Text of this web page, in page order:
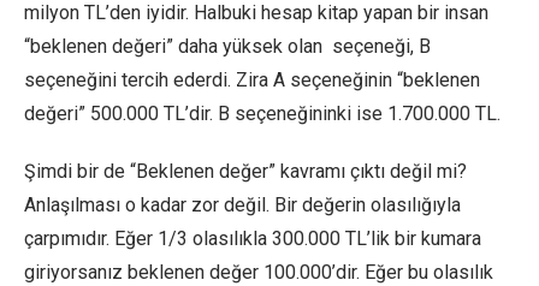
milyon TL’den iyidir. Halbuki hesap kitap yapan bir insan
“beklenen değeri” daha yüksek olan seçeneği, B
seçeneğini tercih ederdi. Zira A seçeneğinin “beklenen
değeri” 500.000 TL’dir. B seçeneğininki ise 1.700.000 TL.
Şimdi bir de “Beklenen değer” kavramı çıktı değil mi?
Anlaşılması o kadar zor değil. Bir değerin olasılığıyla
çarpımıdır. Eğer 1/3 olasılıkla 300.000 TL’lik bir kumara
giriyorsanız beklenen değer 100.000’dir. Eğer bu olasılık